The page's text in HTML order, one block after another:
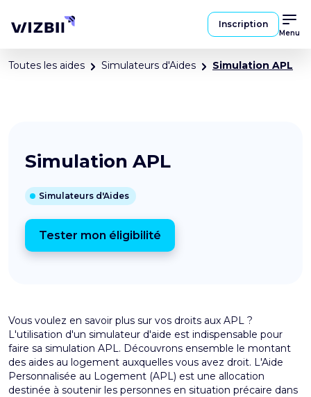
Inscription
Menu
Toutes les aides Simulateurs d'Aides Simulation APL
Simulation APL
Simulateurs d'Aides
Tester mon éligibilité
Vous voulez en savoir plus sur vos droits aux APL ?
L'utilisation d'un simulateur d'aide est indispensable pour
faire sa simulation APL. Découvrons ensemble le montant
des aides au logement auxquelles vous avez droit. L'Aide
Personnalisée au Logement (APL) est une allocation
destinée à soutenir les personnes en situation précaire dans